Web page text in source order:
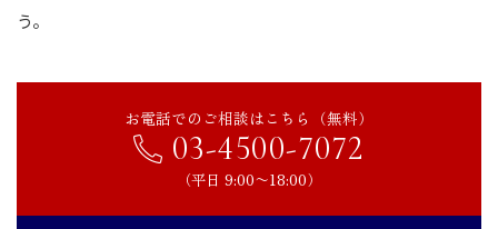
う。
お電話でのご相談はこちら（無料）
03-4500-7072
（平日 9:00〜18:00）